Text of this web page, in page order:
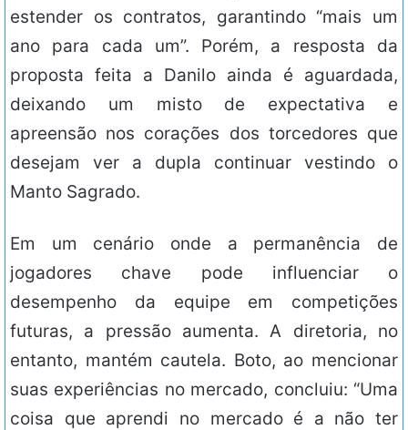
estender os contratos, garantindo “mais um
ano para cada um”. Porém, a resposta da
proposta feita a Danilo ainda é aguardada,
deixando um misto de expectativa e
apreensão nos corações dos torcedores que
desejam ver a dupla continuar vestindo o
Manto Sagrado.
Em um cenário onde a permanência de
jogadores chave pode influenciar o
desempenho da equipe em competições
futuras, a pressão aumenta. A diretoria, no
entanto, mantém cautela. Boto, ao mencionar
suas experiências no mercado, concluiu: “Uma
coisa que aprendi no mercado é a não ter